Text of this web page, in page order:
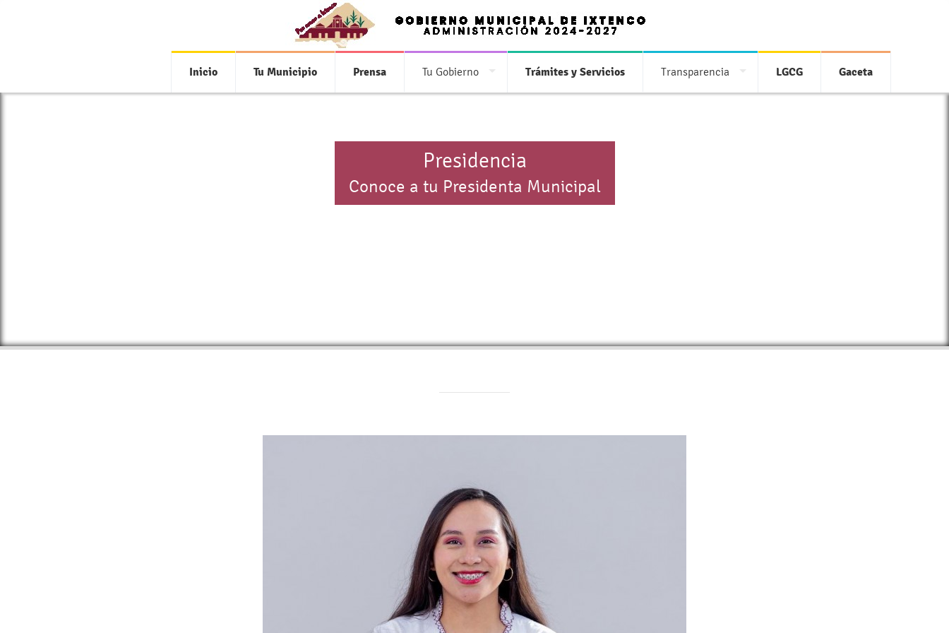
Inicio Tu Municipio Prensa Tu Gobierno Trámites y Servicios Transparencia LGCG Gaceta
Presidencia
Conoce a tu Presidenta Municipal